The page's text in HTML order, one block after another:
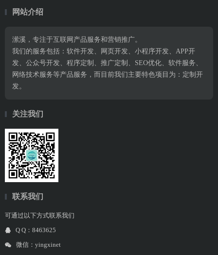
网站介绍
潆溪，专注于互联网产品服务和营销推广。
我们的服务包括：软件开发、网页开发、小程序开发、APP开
发、公众号开发、程序定制、推广定制、SEO优化、软件服务、
网络技术服务等产品服务，而目前我们主要特色项目为：定制开
发。
关注我们
联系我们
可通过以下方式联系我们
Q Q：8463625
微信：yingxinet